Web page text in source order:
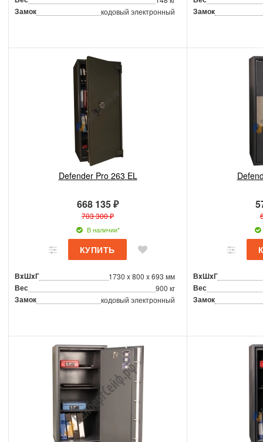
Замок кодовый электронный
Замок
Defender Pro 263 EL
668 135 ₽
703 300 ₽
В наличии*
ВxШxГ 1730 x 800 x 693 мм
Вес 900 кг
Замок кодовый электронный
ВxШxГ
Вес
Замок